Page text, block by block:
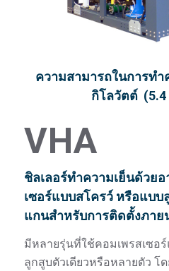
ความสามารถในการทำ
กิโลวัตต์
VHA
ชิลเลอร์ทำความเย็นด้วย
เซอร์แบบสโครว์ หรือแบ
แกนสำหรับการติดตั้งภาย
มีหลายรุ่นที่ใช้คอมเพรสเซอ
ลูกสูบตัวเดียวหรือหลายตัว โ